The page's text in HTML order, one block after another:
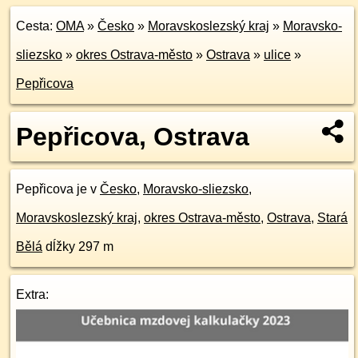
Cesta: OMA» Česko » Moravskoslezský kraj » Moravsko-
sliezsko » okres Ostrava-město » Ostrava » ulice »
Pepřicova
Pepřicova, Ostrava
Pepřicova je v Česko, Moravsko-sliezsko,
Moravskoslezský kraj, okres Ostrava-město, Ostrava, Stará
Bělá dĺžky 297 m
Extra: